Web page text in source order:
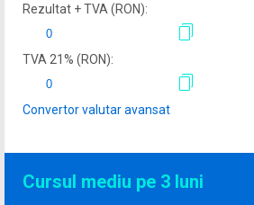
Rezultat + TVA (RON):
TVA 21% (RON):
Convertor valutar avansat
Cursul mediu pe 3 luni